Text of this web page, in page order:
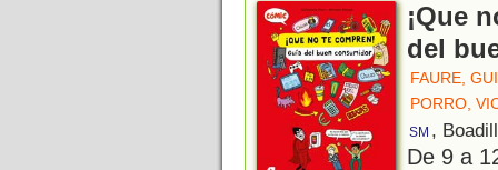
¡Que
del
FAURE,
PORRO,
SM ,
De 9 a